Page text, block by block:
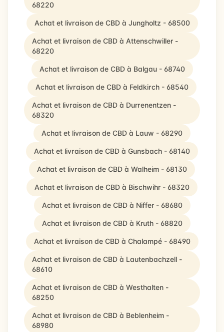
68220
Achat et livraison de CBD à Jungholtz - 68500
Achat et livraison de CBD à Attenschwiller -
68220
Achat et livraison de CBD à Balgau - 68740
Achat et livraison de CBD à Feldkirch - 68540
Achat et livraison de CBD à Durrenentzen -
68320
Achat et livraison de CBD à Lauw - 68290
Achat et livraison de CBD à Gunsbach - 68140
Achat et livraison de CBD à Walheim - 68130
Achat et livraison de CBD à Bischwihr - 68320
Achat et livraison de CBD à Niffer - 68680
Achat et livraison de CBD à Kruth - 68820
Achat et livraison de CBD à Chalampé - 68490
Achat et livraison de CBD à Lautenbachzell -
68610
Achat et livraison de CBD à Westhalten -
68250
Achat et livraison de CBD à Beblenheim -
68980